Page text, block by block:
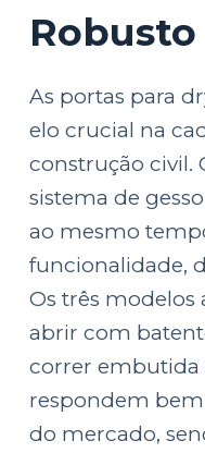
Robusto
As portas para
elo crucial na
construção civil.
sistema de
ao mesmo
funcionalidade,
Os três
abrir com
correr
respondem
do mercado,